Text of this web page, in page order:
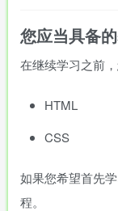
您应当具备
在继续学习之前
HTML
CSS
如果您希望首先
程。